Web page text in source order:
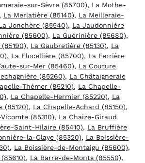
sur-Sèvre (85700), La Mothe-
, La Merlatière (85140), La Meilleraie-
Jonchère (85540), La Jaudonnière
(85600), La Guérinière (85680),
, La Gaubretière (85130), La
, La Flocellière (85700), La Ferrière
sur-Mer (85460), La Couture
(85260), La Châtaigneraie
Thémer (85210), La Chapelle-
, La Chapelle-Hermier (85220), La
(85120), La Chapelle-Achard (85150),
(85310), La Chaize-Giraud
Saint-Hilaire (85410), La Bruffière
la-Claye (85320), La Boissière-
, La Boissière-de-Montaigu (85600),
, La Barre-de-Monts (85550),